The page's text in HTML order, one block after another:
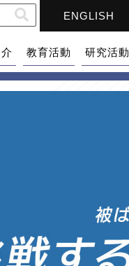
ENGLISH
教育活動 研究活動